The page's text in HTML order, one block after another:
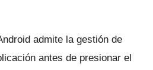
admite la gestión de
antes de presionar el